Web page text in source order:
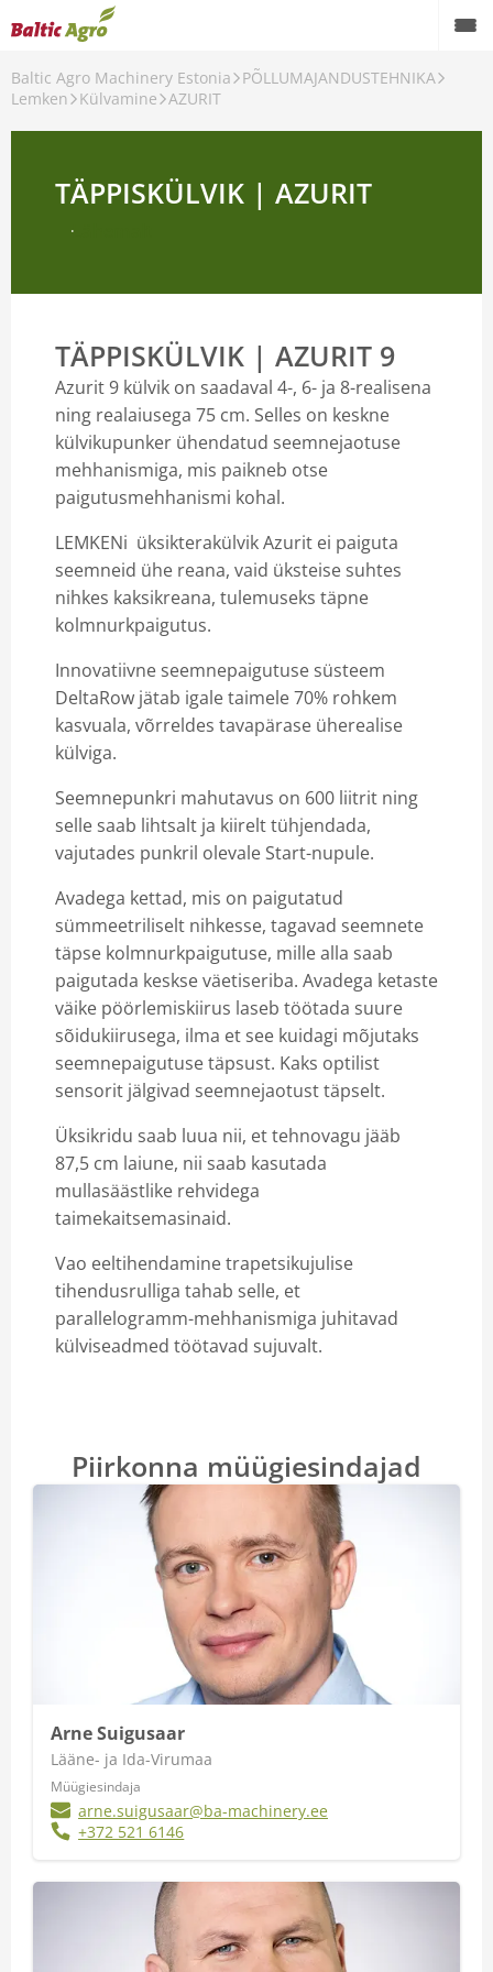
Baltic Agro Machinery Estonia
PÕLLUMAJANDUSTEHNIKA
Lemken
Külvamine AZURIT
TÄPPISKÜLVIK | AZURIT
Lähemalt
TÄPPISKÜLVIK | AZURIT 9
Azurit 9 külvik on saadaval 4-, 6- ja 8-realisena
ning realaiusega 75 cm. Selles on keskne
külvikupunker ühendatud seemnejaotuse
mehhanismiga, mis paikneb otse
paigutusmehhanismi kohal.
LEMKENi üksikterakülvik Azurit ei paiguta
seemneid ühe reana, vaid üksteise suhtes
nihkes kaksikreana, tulemuseks täpne
kolmnurkpaigutus.
Innovatiivne seemnepaigutuse süsteem
DeltaRow jätab igale taimele 70% rohkem
kasvuala, võrreldes tavapärase üherealise
külviga.
Seemnepunkri mahutavus on 600 liitrit ning
selle saab lihtsalt ja kiirelt tühjendada,
vajutades punkril olevale Start-nupule.
Avadega kettad, mis on paigutatud
sümmeetriliselt nihkesse, tagavad seemnete
täpse kolmnurkpaigutuse, mille alla saab
paigutada keskse väetiseriba. Avadega ketaste
väike pöörlemiskiirus laseb töötada suure
sõidukiirusega, ilma et see kuidagi mõjutaks
seemnepaigutuse täpsust. Kaks optilist
sensorit jälgivad seemnejaotust täpselt.
Üksikridu saab luua nii, et tehnovagu jääb
87,5 cm laiune, nii saab kasutada
mullasäästlike rehvidega
taimekaitsemasinaid.
Vao eeltihendamine trapetsikujulise
tihendusrulliga tahab selle, et
parallelogramm-mehhanismiga juhitavad
külviseadmed töötavad sujuvalt.
Piirkonna müügiesindajad
Arne Suigusaar
Lääne- ja Ida-Virumaa
Müügiesindaja
arne.suigusaar@ba-machinery.ee
+372 521 6146